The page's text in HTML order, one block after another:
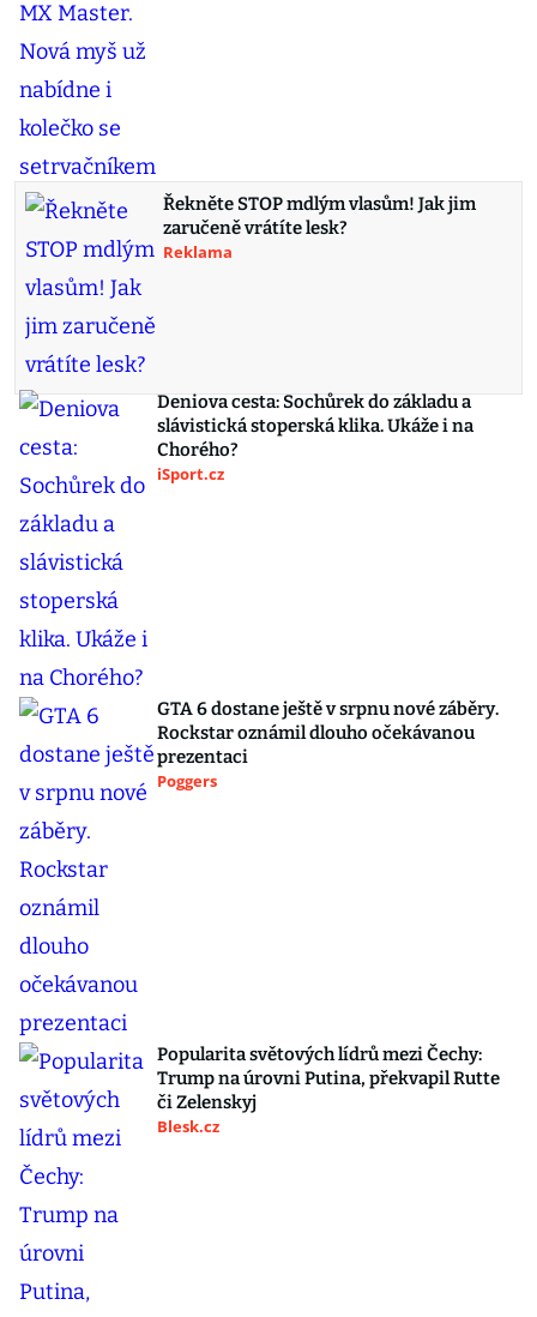
Řekněte STOP mdlým vlasům! Jak jim
zaručeně vrátíte lesk?
Reklama
Deniova cesta: Sochůrek do základu a
slávistická stoperská klika. Ukáže i na
Chorého?
iSport.cz
GTA 6 dostane ještě v srpnu nové záběry.
Rockstar oznámil dlouho očekávanou
prezentaci
Poggers
Popularita světových lídrů mezi Čechy:
Trump na úrovni Putina, překvapil Rutte
či Zelenskyj
Blesk.cz